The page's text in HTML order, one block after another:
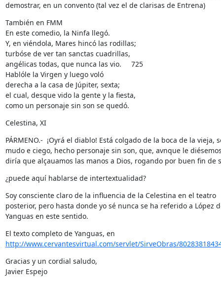
demostrar, en un convento (tal vez el de clarisas de Entrena)
También en FMM
En este comedio, la Ninfa llegó.
Y, en viéndola, Mares hincó las rodillas;
turbóse de ver tan sanctas cuadrillas,
angélicas todas, que nunca las vio.     725
Hablóle la Virgen y luego voló
derecha a la casa de Júpiter, sexta;
el cual, desque vido la gente y la fiesta,
como un personaje sin son se quedó.
Celestina, XI
PÁRMENO.-  ¡Oyrá el diablo! Está colgado de la boca de la vieja,
mudo e ciego, hecho personaje sin son, que, avnque le
diría que alçauamos las manos a Dios, rogando por buen fin de
¿puede aquí hablarse de intertextualidad?
Soy consciente claro de la influencia de la Celestina en el teatro
posterior, pero hasta donde yo sé nunca se ha referido a López
Yanguas en este sentido.
http://www.cervantesvirtual.com/servlet/SirveObras/
Gracias y un cordial saludo,
Javier Espejo